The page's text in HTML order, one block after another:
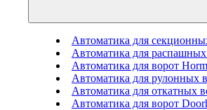
Автоматика для
Автоматика для
Автоматика для ворот
Автоматика для рулонных
Автоматика для откатных
Автоматика для ворот